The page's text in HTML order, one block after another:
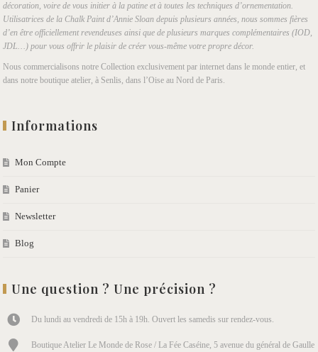
décoration, voire de vous initier à la patine et à toutes les techniques d’ornementation.
Utilisatrices de la Chalk Paint d’Annie Sloan depuis plusieurs années, nous sommes fières
d’en être officiellement revendeuses ainsi que de plusieurs marques complémentaires (IOD,
JDL…) pour vous offrir le plaisir de créer vous-même votre propre décor.
Nous commercialisons notre Collection exclusivement par internet dans le monde entier, et
dans notre boutique atelier, à Senlis, dans l’Oise au Nord de Paris.
Informations
Mon Compte
Panier
Newsletter
Blog
Une question ? Une précision ?
Du lundi au vendredi de 15h à 19h. Ouvert les samedis sur rendez-vous.
Boutique Atelier Le Monde de Rose / La Fée Caséine, 5 avenue du général de Gaulle